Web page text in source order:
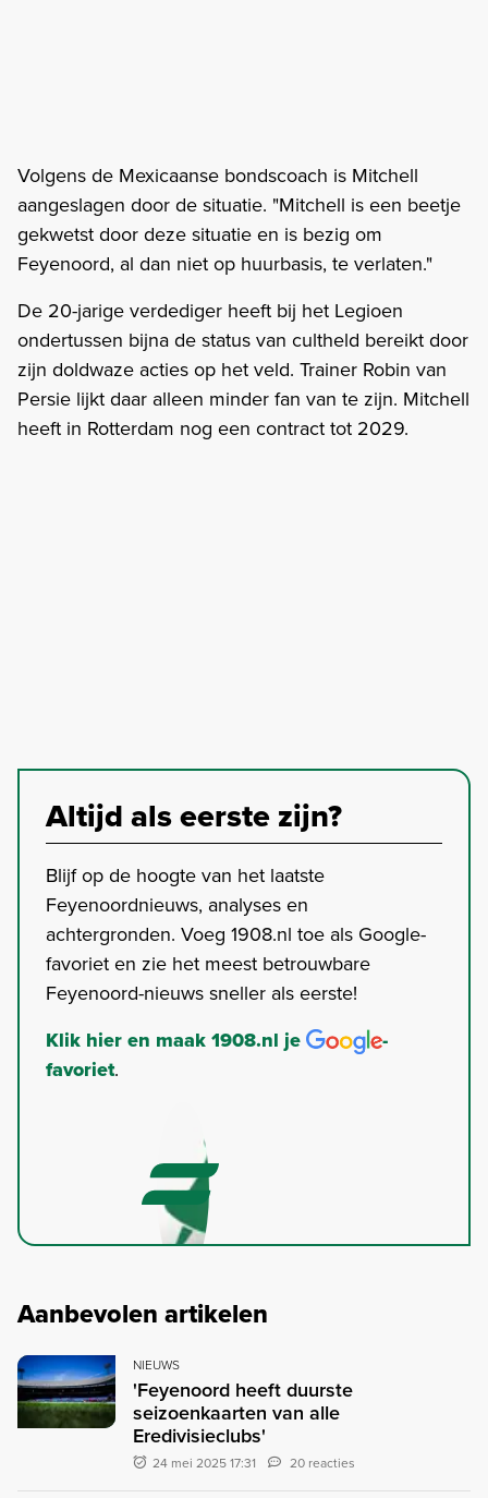
Volgens de Mexicaanse bondscoach is Mitchell
aangeslagen door de situatie. "Mitchell is een beetje
gekwetst door deze situatie en is bezig om
Feyenoord, al dan niet op huurbasis, te verlaten."
De 20-jarige verdediger heeft bij het Legioen
ondertussen bijna de status van cultheld bereikt door
zijn doldwaze acties op het veld. Trainer Robin van
Persie lijkt daar alleen minder fan van te zijn. Mitchell
heeft in Rotterdam nog een contract tot 2029.
Altijd als eerste zijn?
Blijf op de hoogte van het laatste
Feyenoordnieuws, analyses en
achtergronden. Voeg 1908.nl toe als Google-
favoriet en zie het meest betrouwbare
Feyenoord-nieuws sneller als eerste!
Klik hier en maak 1908.nl je
-
favoriet.
Aanbevolen artikelen
NIEUWS
'Feyenoord heeft duurste
seizoenkaarten van alle
Eredivisieclubs'
24 mei 2025 17:31 20 reacties